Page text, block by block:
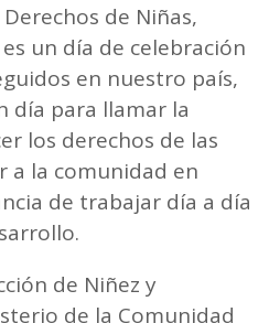
de Niñas,
un día de celebración
en nuestro país,
día para llamar la
los derechos de las
a la comunidad en
de trabajar día a día
de Niñez y
de la Comunidad